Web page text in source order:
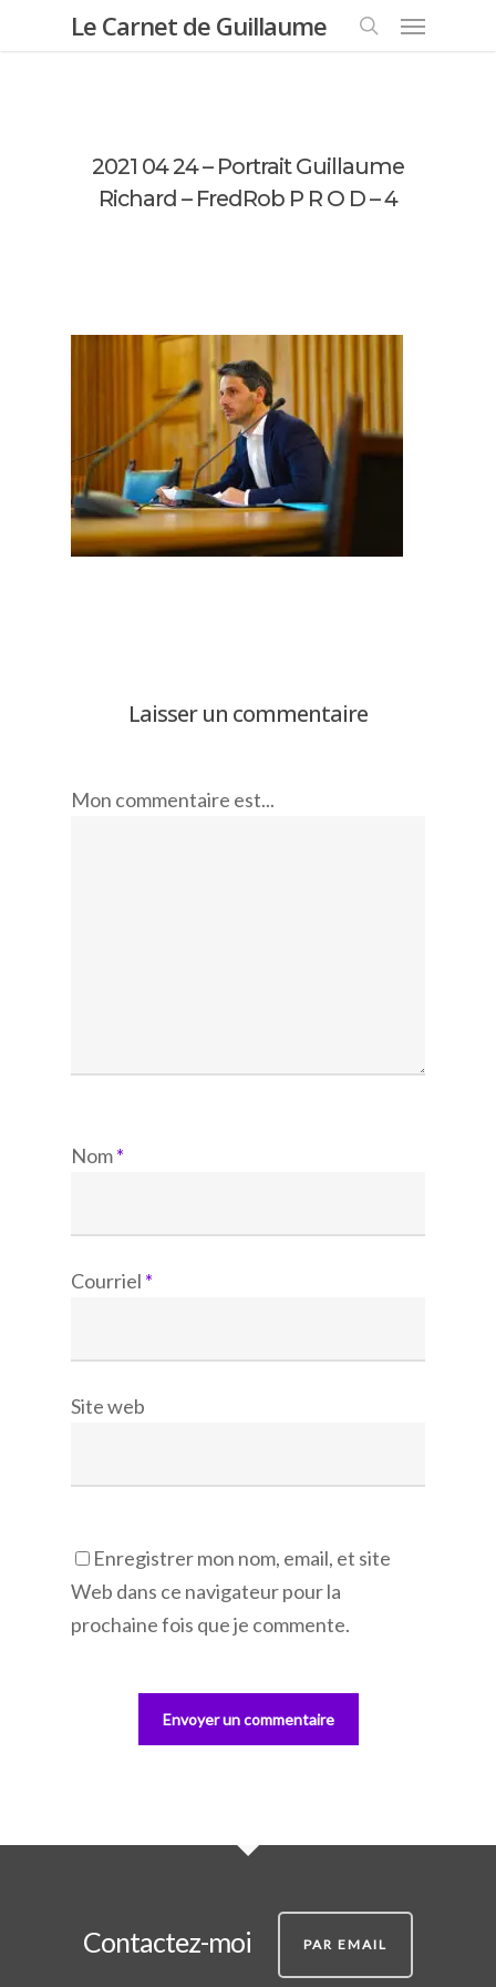
Le Carnet de Guillaume Menu
2021 04 24 – Portrait Guillaume
Richard – FredRob P R O D – 4
Laisser un commentaire
Mon commentaire est...
Nom*
Courriel *
Site web
Enregistrer mon nom, email, et site
Web dans ce navigateur pour la
prochaine fois que je commente.
Contactez-moi PAR EMAIL